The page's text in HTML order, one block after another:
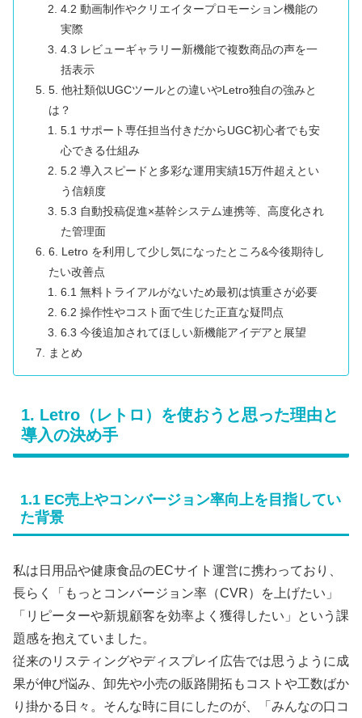
4.2 動画制作やクリエイタープロモーション機能の
実際
4.3 レビューギャラリー新機能で複数商品の声を一
括表示
5. 他社類似UGCツールとの違いやLetro独自の強みと
は？
5.1 サポート専任担当付きだからUGC初心者でも安
心できる仕組み
5.2 導入スピードと多彩な運用実績15万件超えとい
う信頼度
5.3 自動投稿促進×基幹システム連携等、高度化され
た管理面
6. Letro を利用して少し気になったところ&今後期待し
たい改善点
6.1 無料トライアルがないため最初は慎重さが必要
6.2 操作性やコスト面で生じた正直な疑問点
6.3 今後追加されてほしい新機能アイデアと展望
まとめ
1. Letro（レトロ）を使おうと思った理由と
導入の決め手
1.1 EC売上やコンバージョン率向上を目指してい
た背景
私は日用品や健康食品のECサイト運営に携わっており、
長らく「もっとコンバージョン率（CVR）を上げたい」
「リピーターや新規顧客を効率よく獲得したい」という課
題感を抱えていました。
従来のリスティングやディスプレイ広告では思うように成
果が伸び悩み、卸先や小売の販路開拓もコストや工数ばか
り掛かる日々。そんな時に目にしたのが、「みんなの口コ